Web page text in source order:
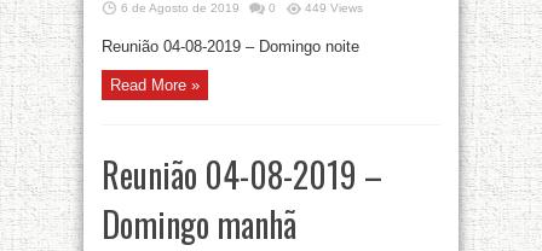
6 de Agosto de 2019 0 449 Views
Reunião 04-08-2019 – Domingo noite
Read More »
Reunião 04-08-2019 –
Domingo manhã